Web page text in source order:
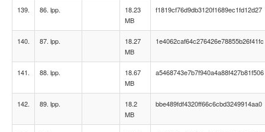
139. 86. lpp.
18.23
MB
f1819cf76d9db3120f1689ec1fd12d27
140. 87. lpp.
18.27
MB
1e4062caf64c276426e78855b26f41fc
141. 88. lpp.
18.67
MB
a5468743e7b7f940a4a88f427b81f506
142. 89. lpp.
18.2
MB
bbe489fdf4320ff66c6cbd3249914aa0